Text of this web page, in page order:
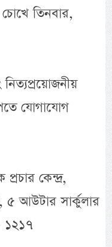
তিনবার,
নিত্যপ্রয়োজনীয়
যোগাযোগ
কেন্দ্র,
৫ আউটার সার্কুলার
১২১৭